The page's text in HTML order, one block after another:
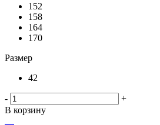
152
158
164
170
Размер
42
-
+
В корзину